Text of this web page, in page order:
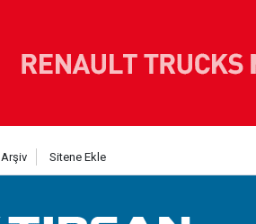
Arşiv Sitene Ekle